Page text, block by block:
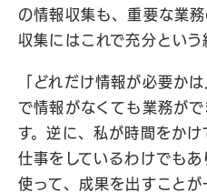
の情報収集も、重要な業
収集にはこれで充分という
「どれだけ情報が必要か
で情報がなくても業務が
す。逆に、私が時間をか
仕事をしているわけでも
使って、成果を出すことが